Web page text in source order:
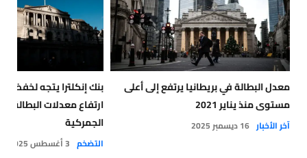
معدل البطالة في بريطانيا يرتفع إلى أعلى
مستوى منذ يناير 2021
آخر الأخبار 16 ديسمبر 2025
بنك إنكلترا يتجه لخفض
ارتفاع معدلات البطالة
الجمركية
التضخم 3 أغسطس 2025